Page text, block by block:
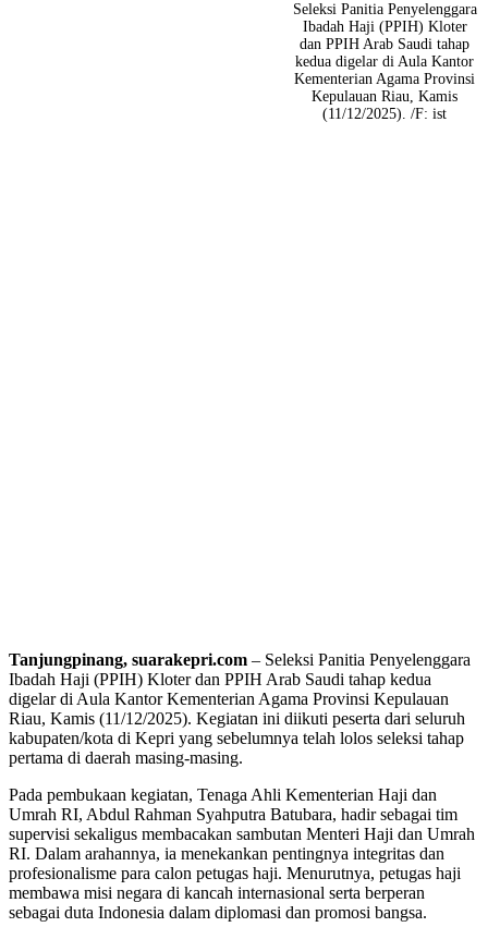
Seleksi Panitia Penyelenggara
Ibadah Haji (PPIH) Kloter
dan PPIH Arab Saudi tahap
kedua digelar di Aula Kantor
Kementerian Agama Provinsi
Kepulauan Riau, Kamis
(11/12/2025). /F: ist
Tanjungpinang, suarakepri.com – Seleksi Panitia Penyelenggara
Ibadah Haji (PPIH) Kloter dan PPIH Arab Saudi tahap kedua
digelar di Aula Kantor Kementerian Agama Provinsi Kepulauan
Riau, Kamis (11/12/2025). Kegiatan ini diikuti peserta dari seluruh
kabupaten/kota di Kepri yang sebelumnya telah lolos seleksi tahap
pertama di daerah masing-masing.
Pada pembukaan kegiatan, Tenaga Ahli Kementerian Haji dan
Umrah RI, Abdul Rahman Syahputra Batubara, hadir sebagai tim
supervisi sekaligus membacakan sambutan Menteri Haji dan Umrah
RI. Dalam arahannya, ia menekankan pentingnya integritas dan
profesionalisme para calon petugas haji. Menurutnya, petugas haji
membawa misi negara di kancah internasional serta berperan
sebagai duta Indonesia dalam diplomasi dan promosi bangsa.